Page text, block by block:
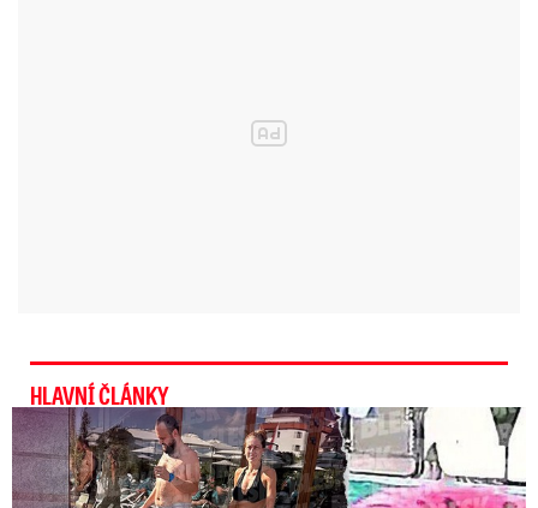
HLAVNÍ ČLÁNKY
Exministryně s Havránkem dováděli v Polsku: První slova!